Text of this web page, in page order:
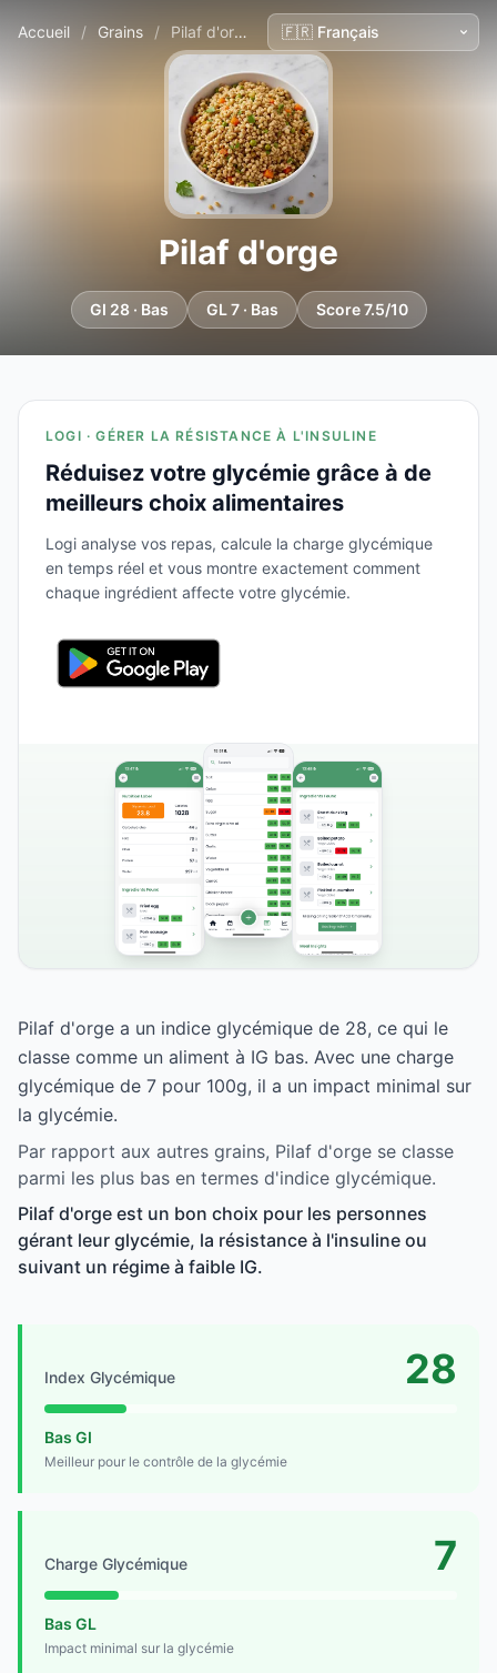
Accueil / Grains / Pilaf d'orge
Pilaf d'orge
GI 28 · Bas GL 7 · Bas Score 7.5/10
LOGI · GÉRER LA RÉSISTANCE À L'INSULINE
Réduisez votre glycémie grâce à de
meilleurs choix alimentaires
Logi analyse vos repas, calcule la charge glycémique
en temps réel et vous montre exactement comment
chaque ingrédient affecte votre glycémie.
Pilaf d'orge a un indice glycémique de 28, ce qui le
classe comme un aliment à IG bas. Avec une charge
glycémique de 7 pour 100g, il a un impact minimal sur
la glycémie.
Par rapport aux autres grains, Pilaf d'orge se classe
parmi les plus bas en termes d'indice glycémique.
Pilaf d'orge est un bon choix pour les personnes
gérant leur glycémie, la résistance à l'insuline ou
suivant un régime à faible IG.
Index Glycémique 28
Bas GI
Meilleur pour le contrôle de la glycémie
Charge Glycémique 7
Bas GL
Impact minimal sur la glycémie